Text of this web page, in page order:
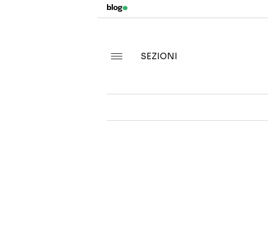
SEZIONI